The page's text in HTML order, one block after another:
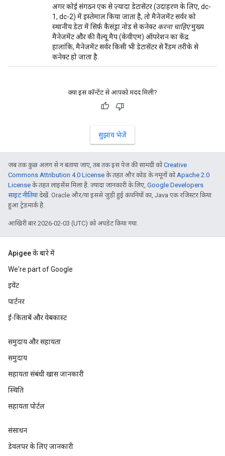
अगर कोई संगठन एक से ज़्यादा डेटासेंटर (उदाहरण के लिए, dc-
1, dc-2) में इस्तेमाल किया जाता है, तो मैनेजमेंट सर्वर को
स्थानीय डेटा में सिर्फ़ कैसंड्रा नोड से कनेक्ट करना चाहिएमुख्य
मैनेजमेंट और की वैल्यू मैप (केवीएम) ऑपरेशन का केंद्र.
हालांकि, मैनेजमेंट सर्वर किसी भी डेटासेंटर से रैंडम तरीके से
कनेक्ट हो जाता है.
क्या इस कॉन्टेंट से आपको मदद मिली?
सुझाव भेजें
जब तक कुछ अलग से न बताया जाए, तब तक इस पेज की सामग्री कोCreative
Commons Attribution 4.0 License के तहत और कोड के नमूनों कोApache 2.0
License के तहत लाइसेंस मिला है. ज़्यादा जानकारी के लिए, Google Developers
साइट नीतियांदेखें. Oracle और/या इससे जुड़ी हुई कंपनियों का, Java एक रजिस्टर किया
हुआ ट्रेडमार्क है.
आखिरी बार 2026-02-03 (UTC) को अपडेट किया गया.
Apigee के बारे में
We're part of Google
इवेंट
पार्टनर
ई-किताबें और वेबकास्ट
समुदाय और सहायता
समुदाय
सहायता संबंधी खास जानकारी
स्थिति
सहायता पोर्टल
संसाधन
डेवलपर के लिए जानकारी